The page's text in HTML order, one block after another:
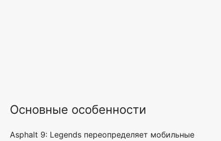
Основные особенности
Asphalt 9: Legends переопределяет мобильные